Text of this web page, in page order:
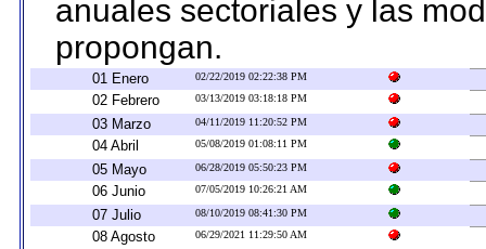
anuales sectoriales y las
propongan.
01 Enero 02/22/2019 02:22:38 PM
02 Febrero 03/13/2019 03:18:18 PM
03 Marzo 04/11/2019 11:20:52 PM
04 Abril 05/08/2019 01:08:11 PM
05 Mayo 06/28/2019 05:50:23 PM
06 Junio 07/05/2019 10:26:21 AM
07 Julio 08/10/2019 08:41:30 PM
08 Agosto 06/29/2021 11:29:50 AM